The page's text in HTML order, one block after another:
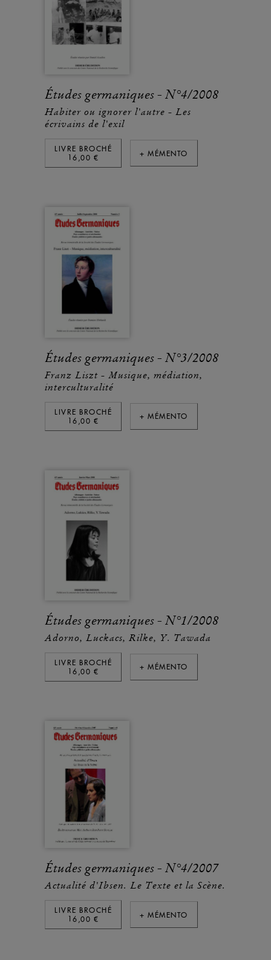
Études germaniques - N°4/2008
Habiter ou ignorer l'autre - Les
écrivains de l'exil
LIVRE BROCHÉ
16,00 €
+ MÉMENTO
Études germaniques - N°3/2008
Franz Liszt - Musique, médiation,
interculturalité
LIVRE BROCHÉ
16,00 €
+ MÉMENTO
Études germaniques - N°1/2008
Adorno, Luckacs, Rilke, Y. Tawada
LIVRE BROCHÉ
16,00 €
+ MÉMENTO
Études germaniques - N°4/2007
Actualité d'Ibsen. Le Texte et la Scène.
LIVRE BROCHÉ
16,00 €
+ MÉMENTO